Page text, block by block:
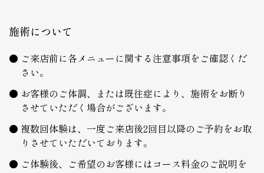
施術について
ご来店前に各メニューに関する注意事項をご確認くだ
さい。
お客様のご体調、または既往症により、施術をお断り
させていただく場合がございます。
複数回体験は、一度ご来店後2回目以降のご予約をお取
りさせていただいております。
ご体験後、ご希望のお客様にはコース料金のご説明を